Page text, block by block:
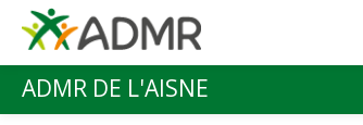
Aller au contenu principal
ADMR DE L'AISNE